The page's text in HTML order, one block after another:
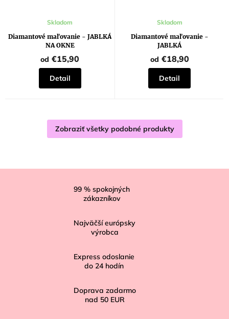
Diamantové maľovanie - JABLKÁ
NA OKNE
Skladom
od €15,90
Detail
Diamantové maľovanie -
JABLKÁ
Skladom
od €18,90
Detail
Zobraziť všetky podobné produkty
99 % spokojných
zákazníkov
Najväčší európsky
výrobca
Express odoslanie
do 24 hodín
Doprava zadarmo
nad 50 EUR